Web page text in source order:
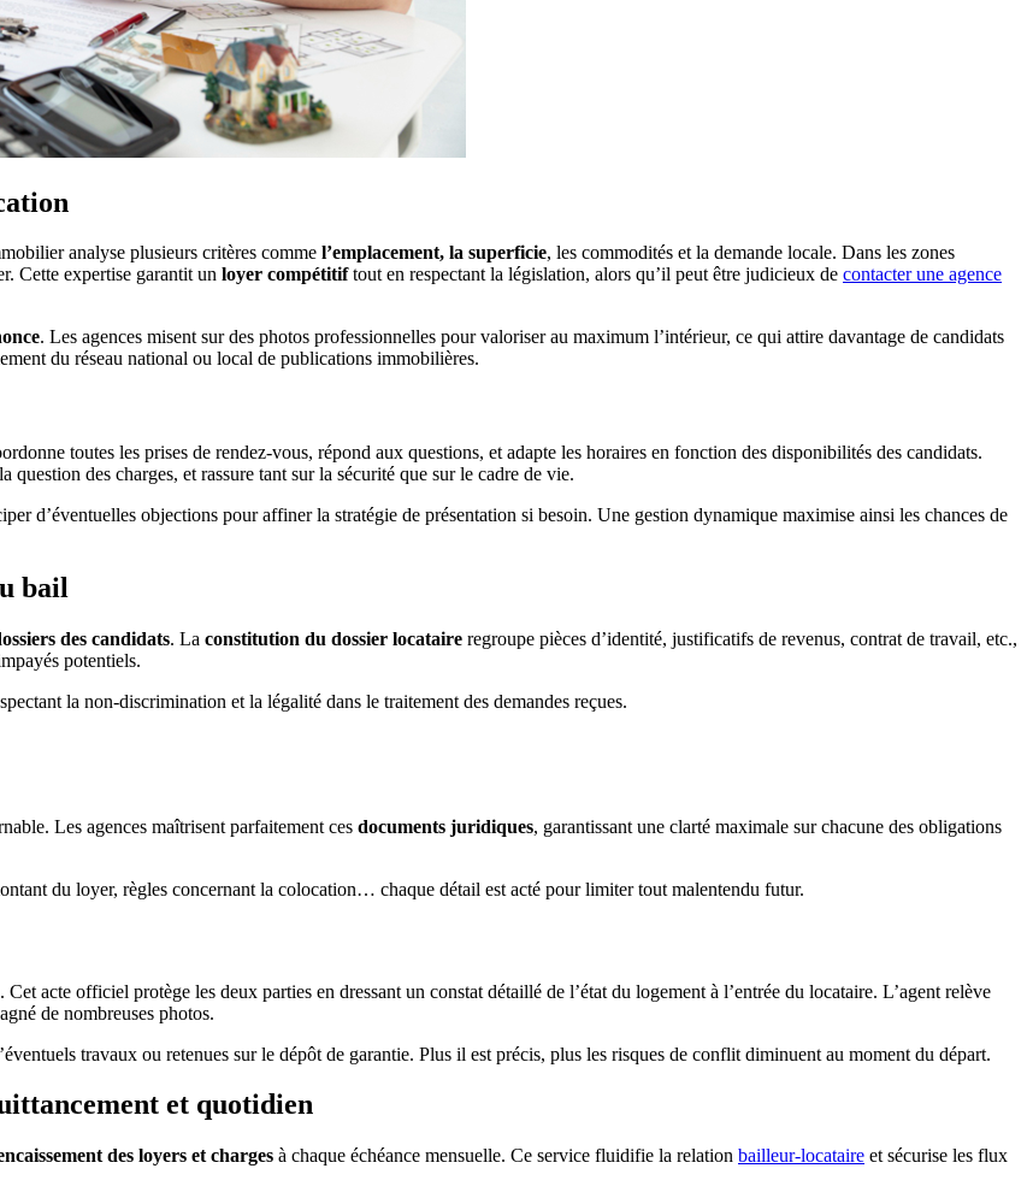
analyse plusieurs critères comme l’emplacement, la superficie, les commodités et la demande locale. Dans les zones
Cette expertise garantit un loyer compétitiftout en respectant la législation, alors qu’il peut être judicieux de contacter une agence
. Les agences misent sur des photos professionnelles pour valoriser au maximum l’intérieur, ce qui attire davantage de candidats
du réseau national ou local de publications immobilières.
toutes les prises de rendez-vous, répond aux questions, et adapte les horaires en fonction des disponibilités des candidats.
des charges, et rassure tant sur la sécurité que sur le cadre de vie.
d’éventuelles objections pour affiner la stratégie de présentation si besoin. Une gestion dynamique maximise ainsi les chances de
bail
des candidats. La constitution du dossier locataire regroupe pièces d’identité, justificatifs de revenus, contrat de travail, etc.,
potentiels.
la non-discrimination et la légalité dans le traitement des demandes reçues.
Les agences maîtrisent parfaitement ces documents juridiques, garantissant une clarté maximale sur chacune des obligations
du loyer, règles concernant la colocation… chaque détail est acté pour limiter tout malentendu futur.
Cet acte officiel protège les deux parties en dressant un constat détaillé de l’état du logement à l’entrée du locataire. L’agent relève
de nombreuses photos.
travaux ou retenues sur le dépôt de garantie. Plus il est précis, plus les risques de conflit diminuent au moment du départ.
et quotidien
des loyers et charges à chaque échéance mensuelle. Ce service fluidifie la relation bailleur-locataire et sécurise les flux